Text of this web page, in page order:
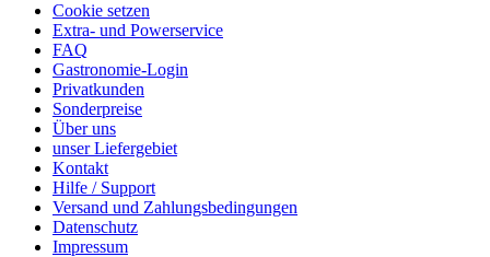
Cookie setzen
Extra- und Powerservice
FAQ
Gastronomie-Login
Privatkunden
Sonderpreise
Über uns
unser Liefergebiet
Kontakt
Hilfe / Support
Versand und Zahlungsbedingungen
Datenschutz
Impressum